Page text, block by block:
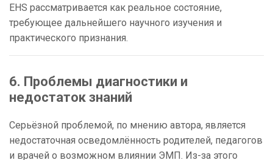
EHS рассматривается как реальное состояние,
требующее дальнейшего научного изучения и
практического признания.
6. Проблемы диагностики и
недостаток знаний
Серьёзной проблемой, по мнению автора, является
недостаточная осведомлённость родителей, педагогов
и врачей о возможном влиянии ЭМП. Из-за этого